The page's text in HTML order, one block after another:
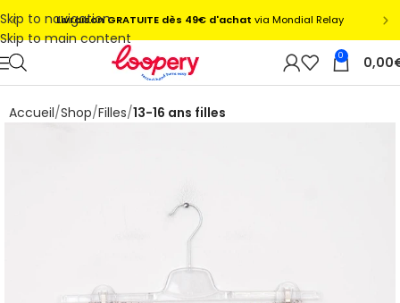
Skip to navigation
Skip to main content
0 0,00
Accueil Shop Filles 13-16 ans filles